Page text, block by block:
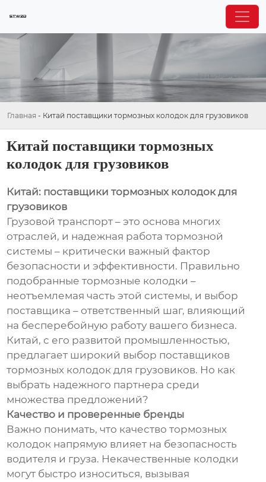
Главная - Китай поставщики тормозных колодок для грузовиков
Китай поставщики тормозных
колодок для грузовиков
Китай: поставщики тормозных колодок для
грузовиков
Грузовой транспорт – это основа многих
отраслей, и надежная работа тормозной
системы – критически важный фактор
безопасности и эффективности. Правильно
подобранные тормозные колодки –
неотъемлемая часть этой системы, и выбор
поставщика – ответственный шаг, влияющий
на бесперебойную работу вашего бизнеса.
Китай, с его развитой промышленностью,
предлагает широкий выбор поставщиков
тормозных колодок для грузовиков. Но как
выбрать надежного партнера среди
множества предложений?
Качество и проверенные бренды
Важно понимать, что качество тормозных
колодок напрямую влияет на безопасность
водителя и груза. Некачественные колодки
могут быстро износиться, вызывая